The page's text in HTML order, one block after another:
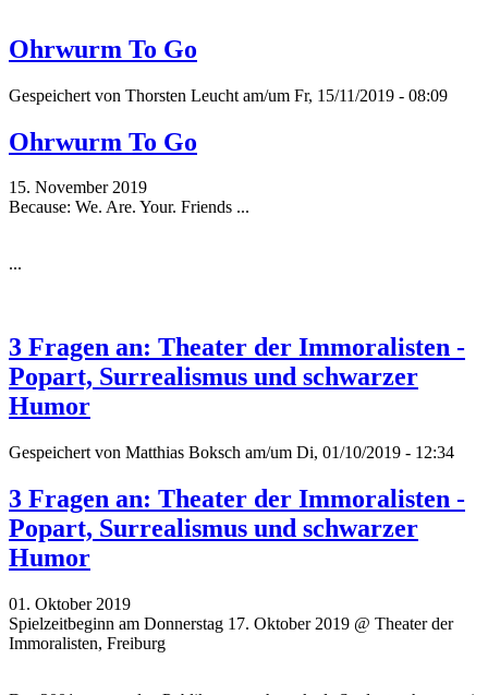
Ohrwurm To Go
Gespeichert von Thorsten Leucht am/um Fr, 15/11/2019 - 08:09
Ohrwurm To Go
15. November 2019
Because: We. Are. Your. Friends ...
...
3 Fragen an: Theater der Immoralisten -
Popart, Surrealismus und schwarzer
Humor
Gespeichert von Matthias Boksch am/um Di, 01/10/2019 - 12:34
3 Fragen an: Theater der Immoralisten -
Popart, Surrealismus und schwarzer
Humor
01. Oktober 2019
Spielzeitbeginn am Donnerstag 17. Oktober 2019 @ Theater der
Immoralisten, Freiburg